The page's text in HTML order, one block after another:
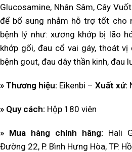
Glucosamine, Nhân Sâm, Cây
để bổ sung nhằm hỗ trợ tốt cho
bệnh lý như: xương khớp bị lão
khớp gối, đau cổ vai gáy, thoát
bệnh gout, đau dây thần kinh, đau
» Thương hiệu: Eikenbi – Xuất xứ:
» Quy cách: Hộp 180 viên
» Mua hàng chính hãng: Hali
Đường 22, P. Bình Hưng Hòa, TP.